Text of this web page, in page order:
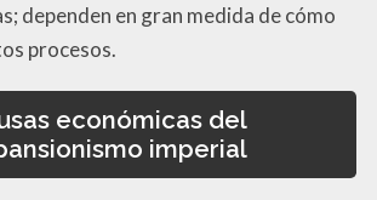
dependen en gran medida de cómo
procesos.
económicas del
imperial